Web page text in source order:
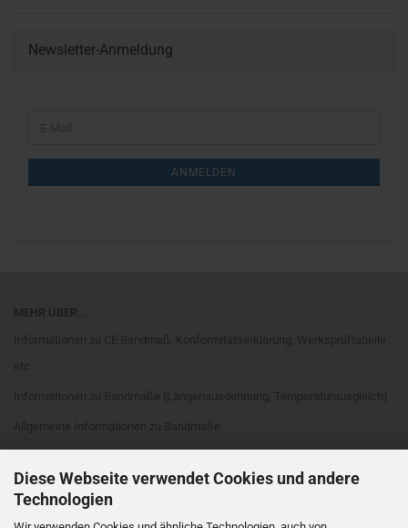
Diese Webseite verwendet Cookies und andere
Technologien
Newsletter-Anmeldung
ANMELDEN
Rahmenarten